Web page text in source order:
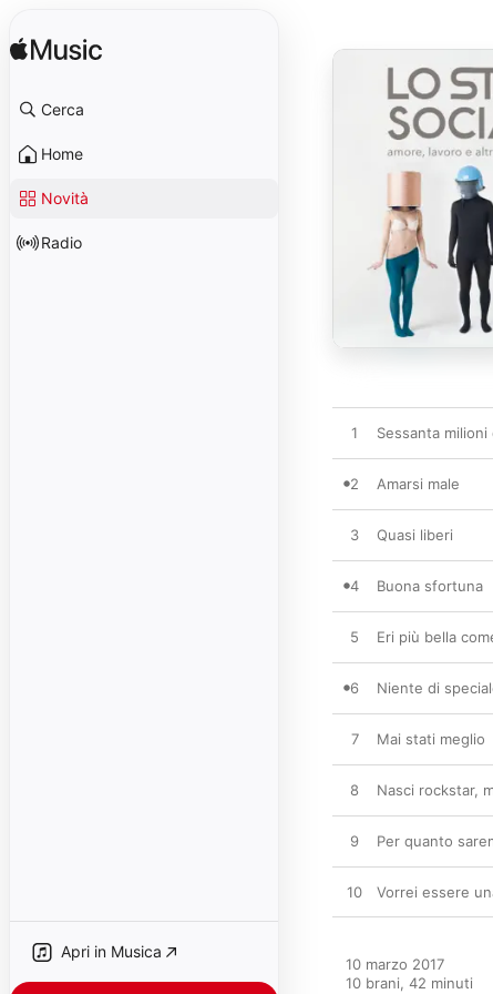
Cerca
Home
Novità
Radio
Apri in Musica
1 Sessanta
2 Amarsi male
3 Quasi liberi
4 Buona sfortuna
5 Eri più bella
6 Niente di
7 Mai stati meglio
8 Nasci rockstar,
9 Per quanto
10 Vorrei essere
10 marzo 2017
10 brani, 42 minuti